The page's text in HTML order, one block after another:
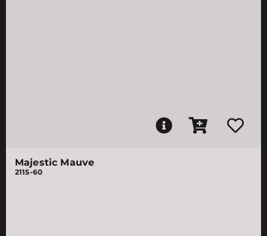
Majestic Mauve
2115-60